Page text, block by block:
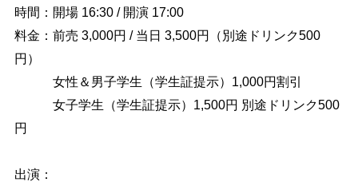
時間：開場 16:30 / 開演 17:00
料金：前売 3,000円 / 当日 3,500円（別途ドリンク500
円）
女性＆男子学生（学生証提示）1,000円割引
女子学生（学生証提示）1,500円 別途ドリンク500
円
出演：